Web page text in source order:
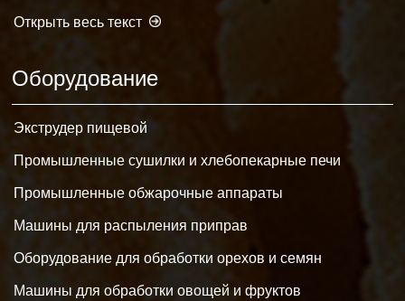
Открыть весь текст
Оборудование
Экструдер пищевой
Промышленные сушилки и хлебопекарные печи
Промышленные обжарочные аппараты
Машины для распыления приправ
Оборудование для обработки орехов и семян
Машины для обработки овощей и фруктов